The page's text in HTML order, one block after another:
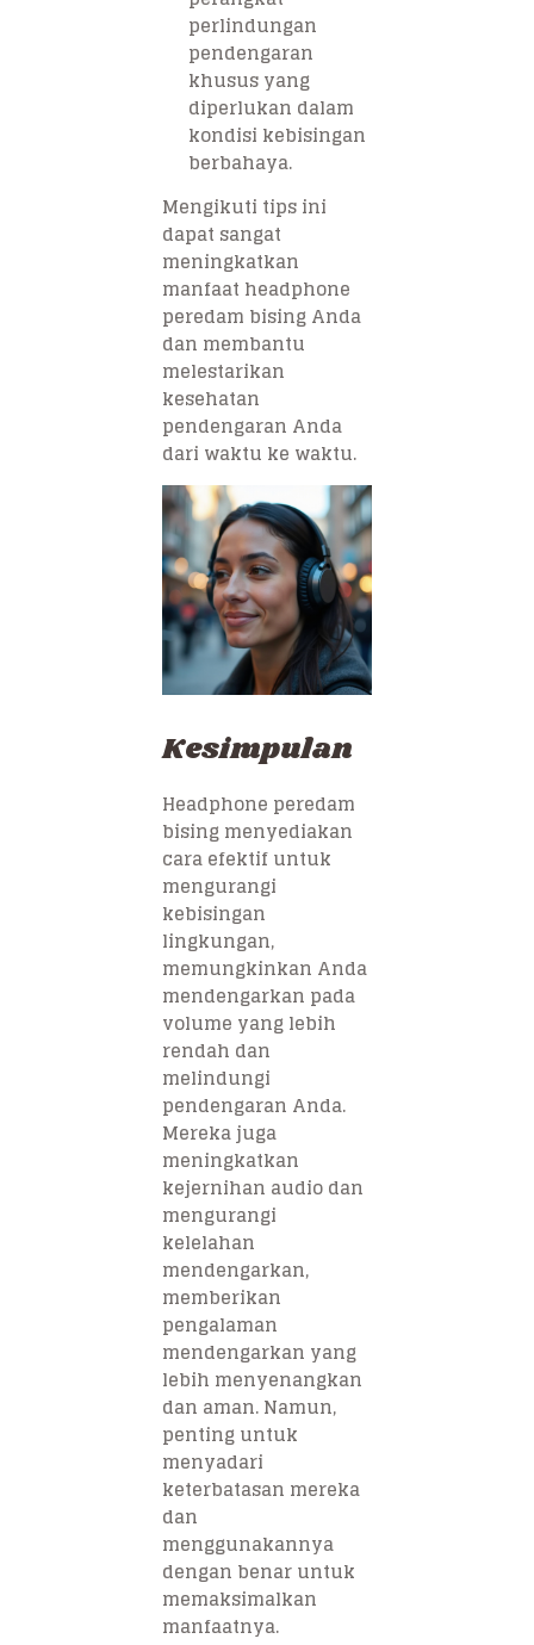
perlindungan
pendengaran
khusus yang
diperlukan dalam
kondisi kebisingan
berbahaya.
Mengikuti tips ini
dapat sangat
meningkatkan
manfaat headphone
peredam bising Anda
dan membantu
melestarikan
kesehatan
pendengaran Anda
dari waktu ke waktu.
Kesimpulan
Headphone peredam
bising menyediakan
cara efektif untuk
mengurangi
kebisingan
lingkungan,
memungkinkan Anda
mendengarkan pada
volume yang lebih
rendah dan
melindungi
pendengaran Anda.
Mereka juga
meningkatkan
kejernihan audio dan
mengurangi
kelelahan
mendengarkan,
memberikan
pengalaman
mendengarkan yang
lebih menyenangkan
dan aman. Namun,
penting untuk
menyadari
keterbatasan mereka
dan
menggunakannya
dengan benar untuk
memaksimalkan
manfaatnya.